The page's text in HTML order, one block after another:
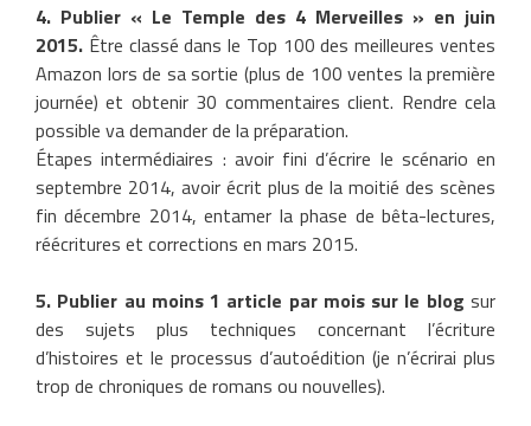
4. Publier « Le Temple des 4 Merveilles » en juin
2015. Être classé dans le Top 100 des meilleures ventes
Amazon lors de sa sortie (plus de 100 ventes la première
journée) et obtenir 30 commentaires client. Rendre cela
possible va demander de la préparation.
Étapes intermédiaires : avoir fini d’écrire le scénario en
septembre 2014, avoir écrit plus de la moitié des scènes
fin décembre 2014, entamer la phase de bêta-lectures,
réécritures et corrections en mars 2015.
5. Publier au moins 1 article par mois sur le blog sur
des sujets plus techniques concernant l’écriture
d’histoires et le processus d’autoédition (je n’écrirai plus
trop de chroniques de romans ou nouvelles).